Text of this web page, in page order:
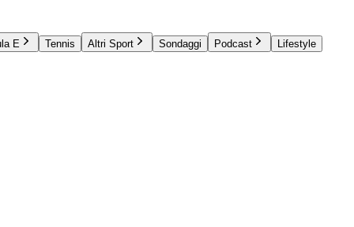
E Tennis Altri Sport Sondaggi Podcast Lifestyle